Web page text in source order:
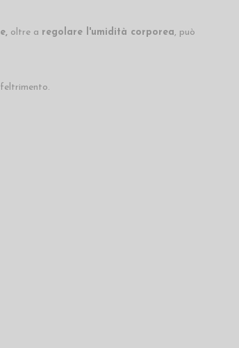
oltre a regolare l'umidità corporea, può